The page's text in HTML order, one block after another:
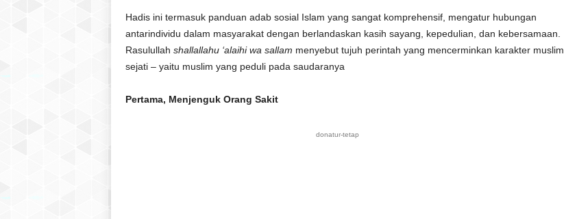
Hadis ini termasuk panduan adab sosial Islam yang sangat komprehensif, mengatur hubungan
antarindividu dalam masyarakat dengan berlandaskan kasih sayang, kepedulian, dan kebersamaan.
Rasulullah shallallahu ‘alaihi wa sallam menyebut tujuh perintah yang mencerminkan karakter muslim
sejati – yaitu muslim yang peduli pada saudaranya
Pertama, Menjenguk Orang Sakit
donatur-tetap